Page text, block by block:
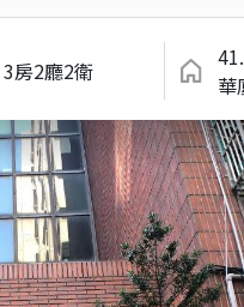
3房2廳2衛
華